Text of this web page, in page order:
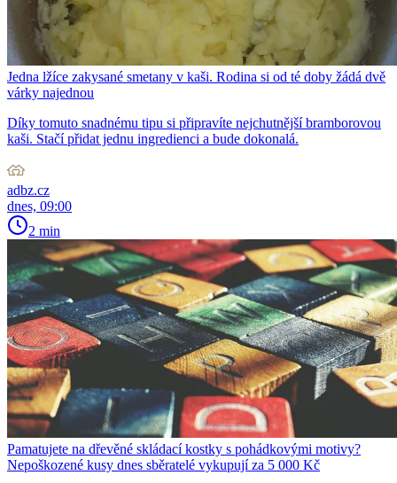
Jedna lžíce zakysané smetany v kaši. Rodina si od té doby žádá dvě
várky najednou
Díky tomuto snadnému tipu si připravíte nejchutnější bramborovou
kaši. Stačí přidat jednu ingredienci a bude dokonalá.
adbz.cz
dnes, 09:00
2 min
Pamatujete na dřevěné skládací kostky s pohádkovými motivy?
Nepoškozené kusy dnes sběratelé vykupují za 5 000 Kč